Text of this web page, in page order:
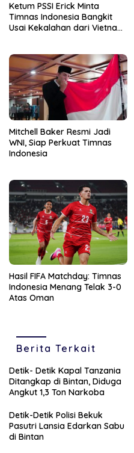
Ketum PSSI Erick Minta
Timnas Indonesia Bangkit
Usai Kekalahan dari Vietnam
Mitchell Baker Resmi Jadi
WNI, Siap Perkuat Timnas
Indonesia
Hasil FIFA Matchday: Timnas
Indonesia Menang Telak 3-0
Atas Oman
Berita Terkait
Detik- Detik Kapal Tanzania
Ditangkap di Bintan, Diduga
Angkut 1,3 Ton Narkoba
Detik-Detik Polisi Bekuk
Pasutri Lansia Edarkan Sabu
di Bintan